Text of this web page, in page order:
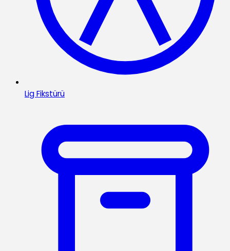
Lig Fikstürü